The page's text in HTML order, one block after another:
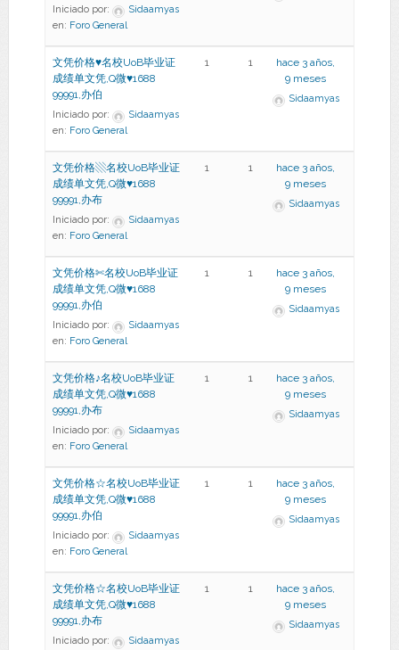
Iniciado por:
Sidaamyas
en: Foro General
文凭价格♥名校UoB毕业证
成绩单文凭,Q微♥1688
99991,办伯
Iniciado por:
Sidaamyas
en: Foro General
1 1
hace 3 años,
9 meses
Sidaamyas
文凭价格▧名校UoB毕业证
成绩单文凭,Q微♥1688
99991,办布
Iniciado por:
Sidaamyas
en: Foro General
1 1
hace 3 años,
9 meses
Sidaamyas
文凭价格✄名校UoB毕业证
成绩单文凭,Q微♥1688
99991,办伯
Iniciado por:
Sidaamyas
en: Foro General
1 1
hace 3 años,
9 meses
Sidaamyas
文凭价格♪名校UoB毕业证
成绩单文凭,Q微♥1688
99991,办布
Iniciado por:
Sidaamyas
en: Foro General
1 1
hace 3 años,
9 meses
Sidaamyas
文凭价格☆名校UoB毕业证
成绩单文凭,Q微♥1688
99991,办伯
Iniciado por:
Sidaamyas
en: Foro General
1 1
hace 3 años,
9 meses
Sidaamyas
文凭价格☆名校UoB毕业证
成绩单文凭,Q微♥1688
99991,办布
Iniciado por:
Sidaamyas
1 1
hace 3 años,
9 meses
Sidaamyas